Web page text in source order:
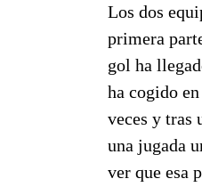
Los dos
primera
gol ha
ha cogido
veces y tras
una jugada
ver que esa